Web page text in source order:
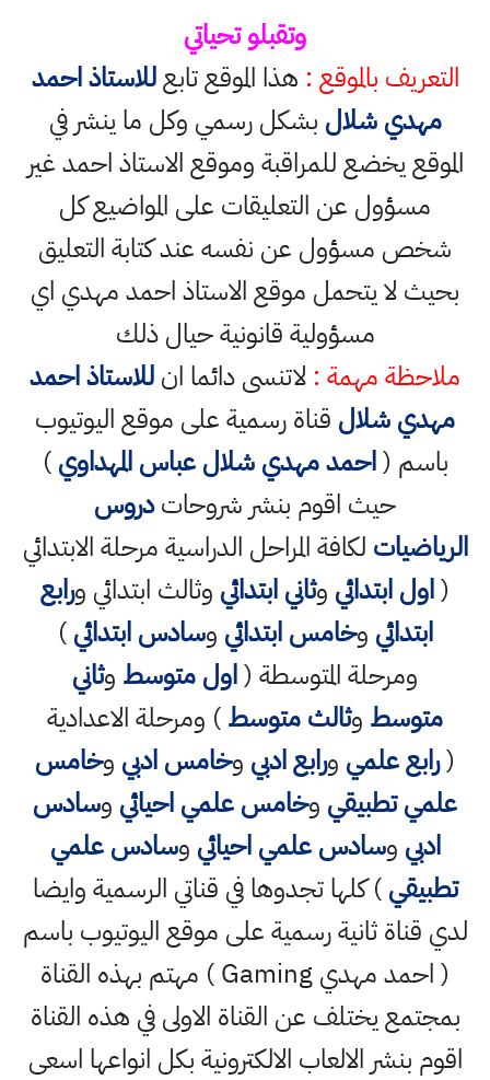
وتقبلو تحياتي
التعريف بالموقع : هذا الموقع تابعللاستاذ احمد
مهدي شلال بشكل رسمي وكل ما ينشر في
الموقع يخضع للمراقبة وموقع الاستاذ احمد غير
مسؤول عن التعليقات على المواضيع كل
شخص مسؤول عن نفسه عند كتابة التعليق
بحيث لا يتحمل موقع الاستاذ احمد مهدي اي
مسؤولية قانونية حيال ذلك
ملاحظة مهمة : لاتنسى دائما انللاستاذ احمد
مهدي شلال قناة رسمية على موقع اليوتيوب
باسم (احمد مهدي شلال عباس المهداوي)
حيث اقوم بنشر شروحاتدروس
الرياضيات لكافة المراحل الدراسية مرحلة الابتدائي
(اول ابتدائي وثاني ابتدائي وثالث ابتدائي ورابع
ابتدائي وخامس ابتدائي وسادس ابتدائي)
ومرحلة المتوسطة (اول متوسط وثاني
متوسط وثالث متوسط) ومرحلة الاعدادية
(رابع علمي ورابع ادبي وخامس ادبي وخامس
علمي تطبيقي وخامس علمي احيائي وسادس
ادبي وسادس علمي احيائي وسادس علمي
تطبيقي) كلها تجدوها في قناتي الرسمية وايضا
لدي قناة ثانية رسمية على موقع اليوتيوب باسم
( احمد مهدي Gaming ) مهتم بهذه القناة
بمجتمع يختلف عن القناة الاولى في هذه القناة
اقوم بنشر الالعاب الالكترونية بكل انواعها اسعى